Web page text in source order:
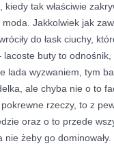
tak właściwie
moda. Jakkolwiek jak
do łask ciuchy,
lacoste buty to
lada wyzwaniem, tym
ale chyba nie o to
rzeczy, to z
oraz o to przede
nie żeby go